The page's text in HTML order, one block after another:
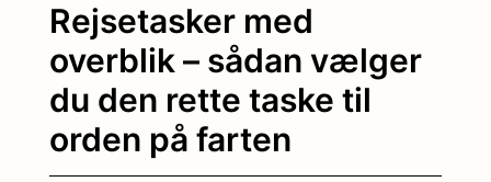
Rejsetasker med
overblik – sådan vælger
du den rette taske til
orden på farten